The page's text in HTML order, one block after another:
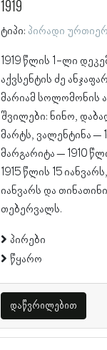
1919
ტიპი: პირადი
1919 წლის 1-ლი
აქვსენტის ძე
მარიამ სოლომონის
შვილები: ნინო,
მარტს, ვალენტინა –
მარგარიტა – 1910
1915 წლის 15
იანვარს და
თებერვალს.
პირები
წყარო
დაწვრილებით